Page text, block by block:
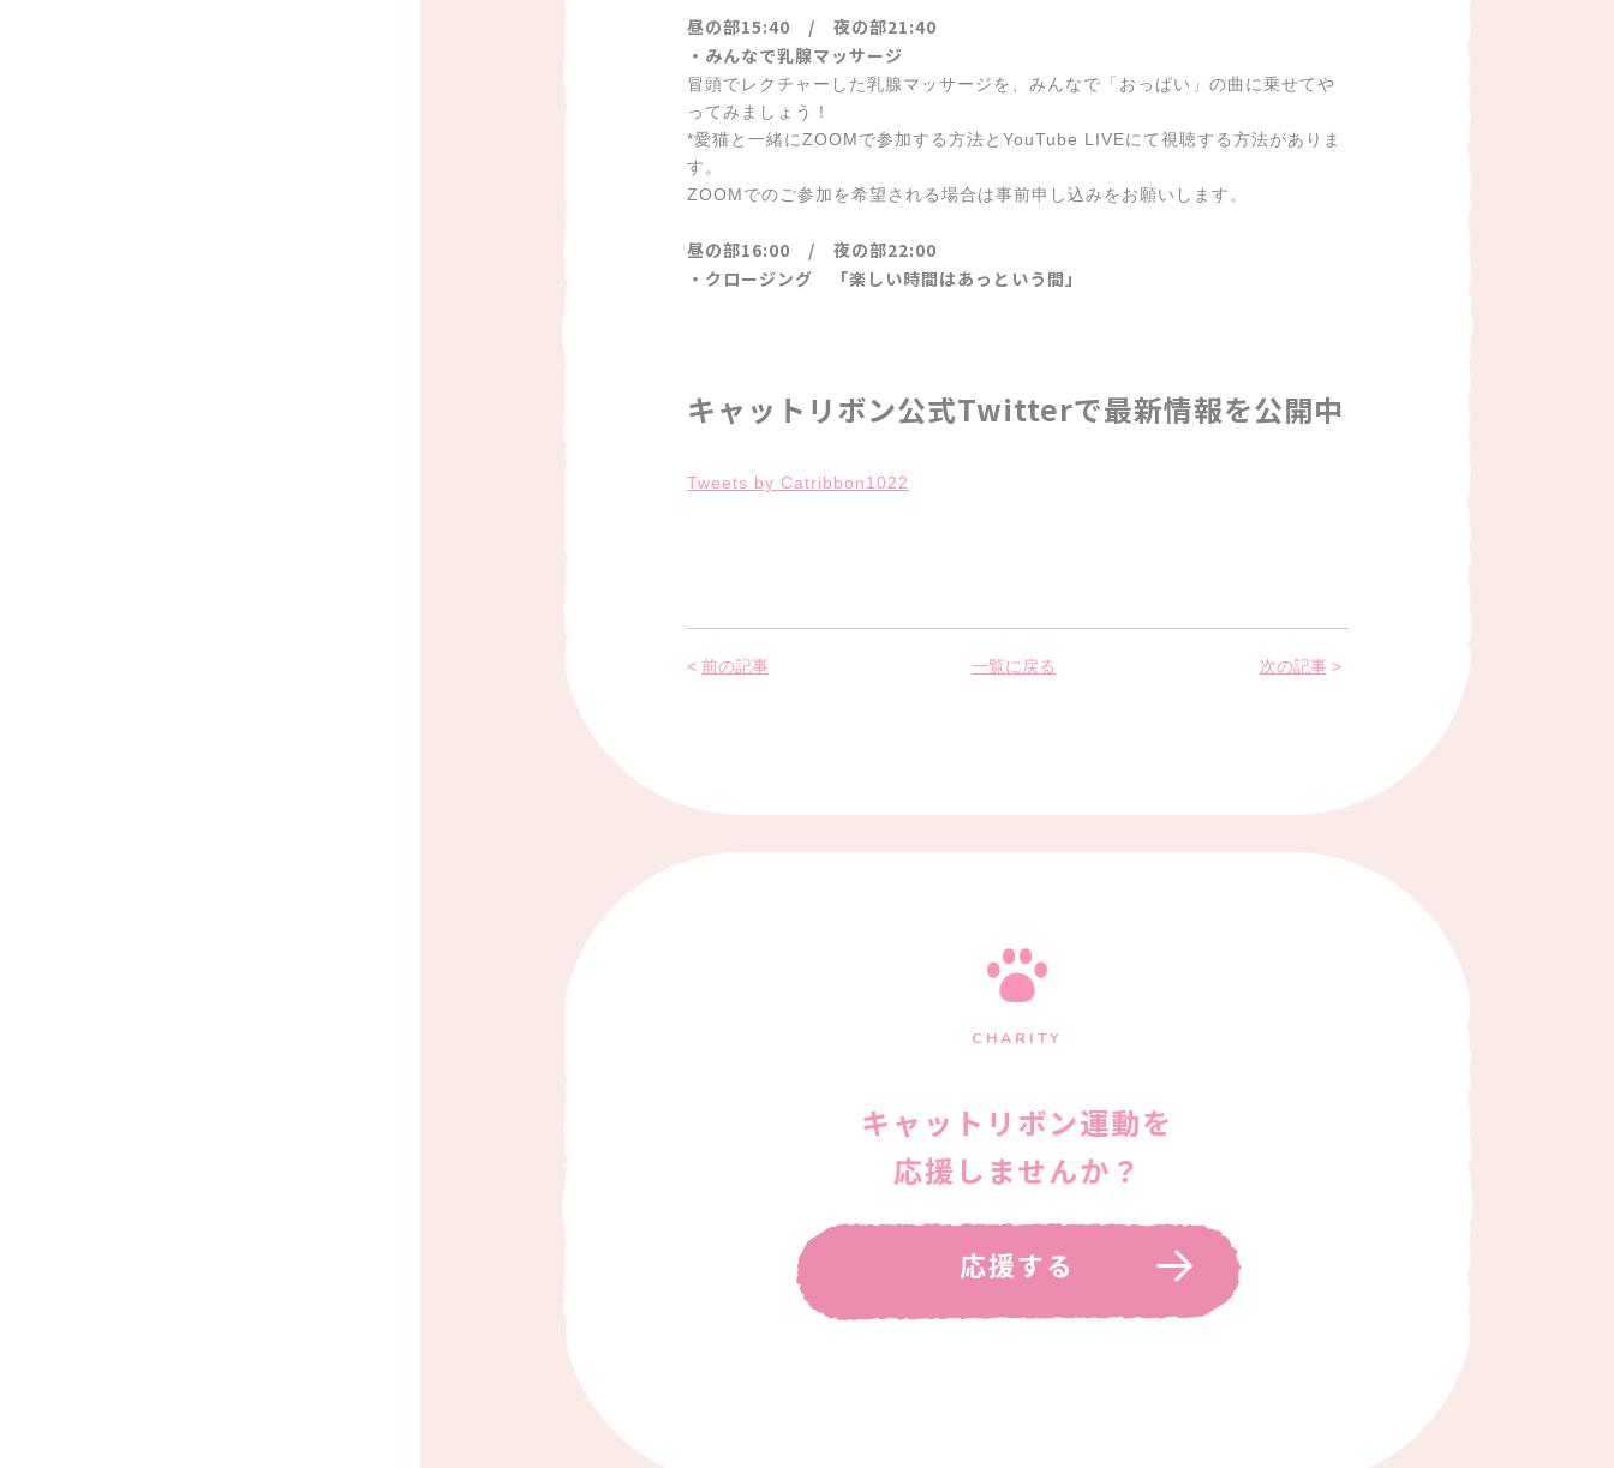
昼の部15:40 / 夜の部21:40
・みんなで乳腺マッサージ
冒頭でレクチャーした乳腺マッサージを、みんなで「おっぱい」の曲に乗せてや
ってみましょう！
*愛猫と一緒にZOOMで参加する方法とYouTube LIVEにて視聴する方法がありま
す。
ZOOMでのご参加を希望される場合は事前申し込みをお願いします。
昼の部16:00 / 夜の部22:00
・クロージング 「楽しい時間はあっという間」
キャットリボン公式Twitterで最新情報を公開中
Tweets by Catribbon1022
前の記事 一覧に戻る 次の記事
CHARITY
キャットリボン運動を
応援しませんか？
応援する